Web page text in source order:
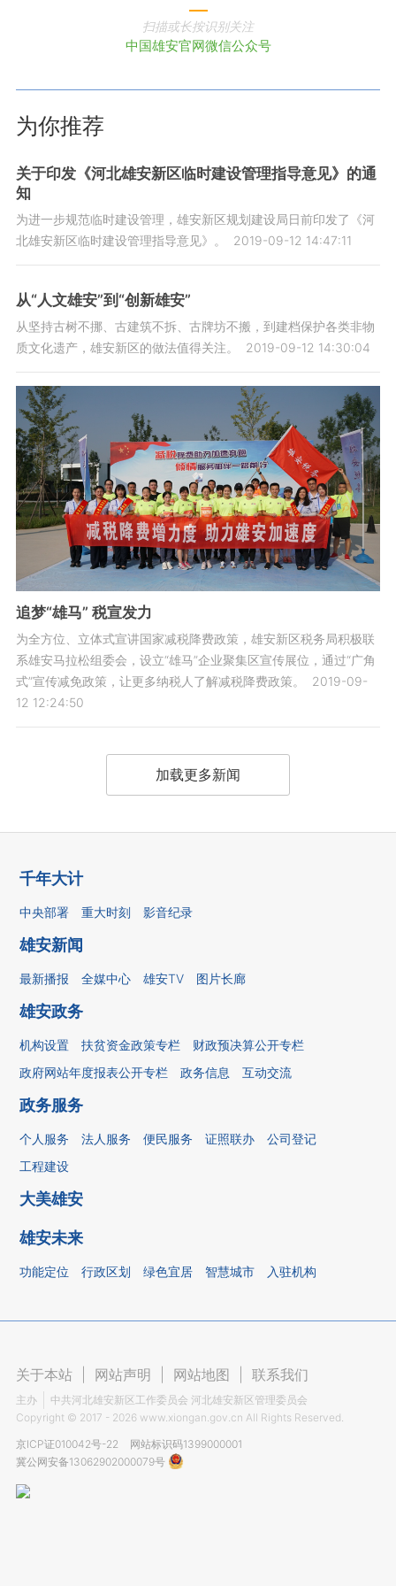
扫描或长按识别关注
中国雄安官网微信公众号
为你推荐
关于印发《河北雄安新区临时建设管理指导意见》的通
知
为进一步规范临时建设管理，雄安新区规划建设局日前印发了《河
北雄安新区临时建设管理指导意见》。
2019-09-12 14:47:11
从“人文雄安”到“创新雄安”
从坚持古树不挪、古建筑不拆、古牌坊不搬，到建档保护各类非物
质文化遗产，雄安新区的做法值得关注。
2019-09-12 14:30:04
追梦“雄马” 税宣发力
为全方位、立体式宣讲国家减税降费政策，雄安新区税务局积极联
系雄安马拉松组委会，设立“雄马”企业聚集区宣传展位，通过“广角
式”宣传减免政策，让更多纳税人了解减税降费政策。
2019-09-
12 12:24:50
加载更多新闻
千年大计
中央部署 重大时刻 影音纪录
雄安新闻
最新播报 全媒中心 雄安TV 图片长廊
雄安政务
机构设置 扶贫资金政策专栏
财政预决算公开专栏
政府网站年度报表公开专栏
政务信息 互动交流
政务服务
个人服务 法人服务 便民服务 证照联办
公司登记
工程建设
大美雄安
雄安未来
功能定位 行政区划 绿色宜居 智慧城市 入驻机构
关于本站 网站声明 网站地图 联系我们
主办
中共河北雄安新区工作委员会 河北雄安新区管理委员会
Copyright © 2017 - 2026 www.xiongan.gov.cn All Rights Reserved.
京ICP证010042号-22
网站标识码1399000001
冀公网安备13062902000079号